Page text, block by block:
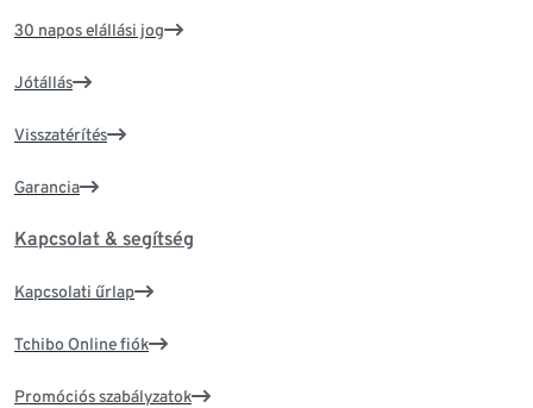
30 napos elállási jog
Jótállás
Visszatérítés
Garancia
Kapcsolat & segítség
Kapcsolati űrlap
Tchibo Online fiók
Promóciós szabályzatok